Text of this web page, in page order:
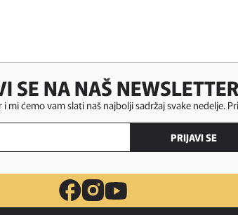
SE NA NAŠ NEWSLETTER
mi ćemo vam slati naš najbolji sadržaj svake nedelje.
PRIJAVI SE